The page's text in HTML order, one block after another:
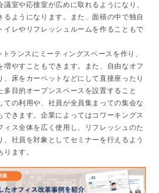
室や応接室が広めに取れるようになり、
るようになります。また、面積の中で独自
イレやリフレッシュルームを作ることもで
ランスにミーティングスペースを作り、
増やすこともできます。また、自由なオフ
、床をカーペットなどにして直接座ったり
目的オープンスペースを設置すること
ての利用や、社員が全員集まっての集会な
できます。企業によってはコワーキングス
ィス全体を広く使用し、リフレッシュのた
社員を対象としてセミナーを行えるよう
ます。